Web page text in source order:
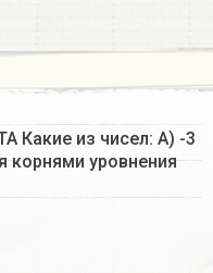
из чисел: А) -3
корнями уровнения